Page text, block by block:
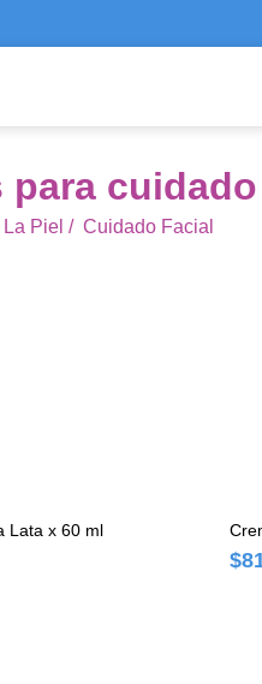
para
Piel / Cuidado Facial
Lata x 60 ml